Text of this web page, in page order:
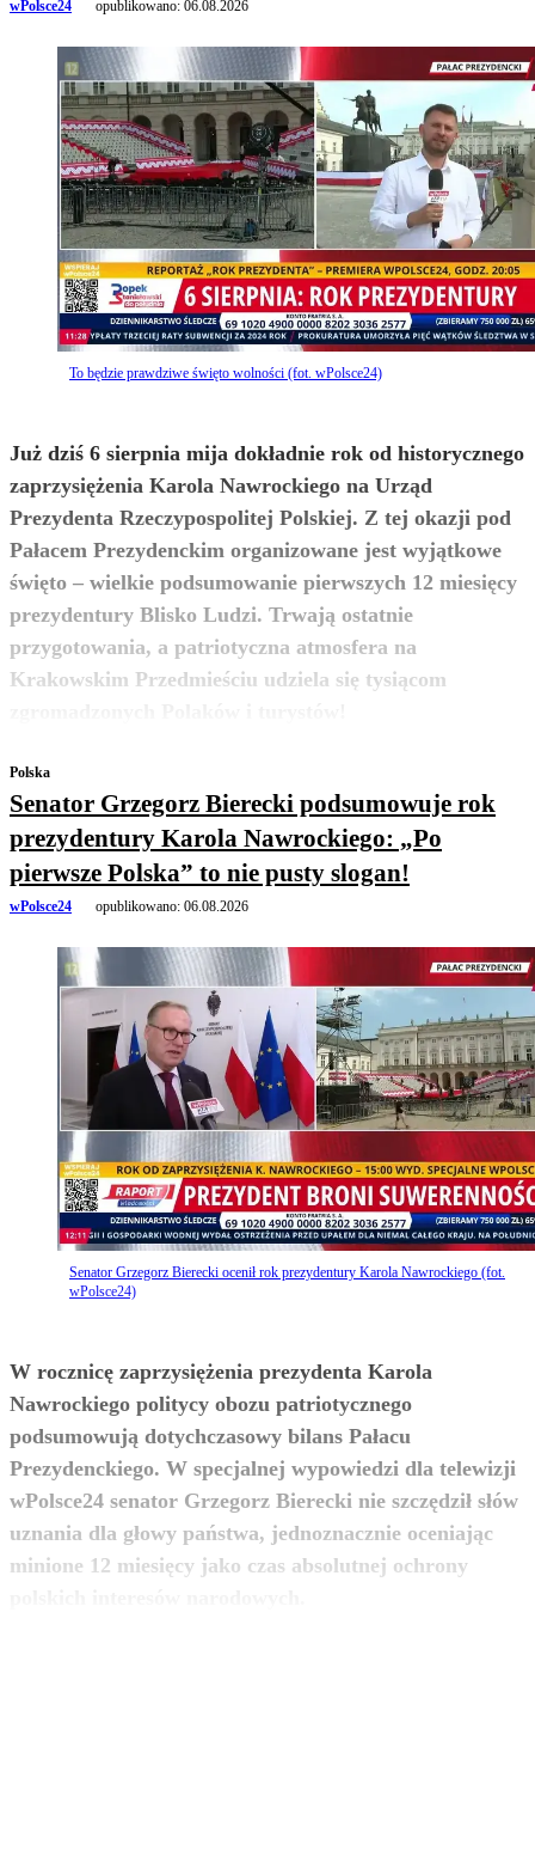
wPolsce24 opublikowano: 06.08.2026
To będzie prawdziwe święto wolności (fot. wPolsce24)
Już dziś 6 sierpnia mija dokładnie rok od historycznego
zaprzysiężenia Karola Nawrockiego na Urząd
Prezydenta Rzeczypospolitej Polskiej. Z tej okazji pod
Pałacem Prezydenckim organizowane jest wyjątkowe
święto – wielkie podsumowanie pierwszych 12 miesięcy
prezydentury Blisko Ludzi. Trwają ostatnie
przygotowania, a patriotyczna atmosfera na
Krakowskim Przedmieściu udziela się tysiącom
zobacz więcej
Polska
Senator Grzegorz Bierecki podsumowuje rok
prezydentury Karola Nawrockiego: „Po
pierwsze Polska” to nie pusty slogan!
wPolsce24 opublikowano: 06.08.2026
Senator Grzegorz Bierecki ocenił rok prezydentury Karola Nawrockiego (fot.
wPolsce24)
W rocznicę zaprzysiężenia prezydenta Karola
Nawrockiego politycy obozu patriotycznego
podsumowują dotychczasowy bilans Pałacu
Prezydenckiego. W specjalnej wypowiedzi dla telewizji
wPolsce24 senator Grzegorz Bierecki nie szczędził słów
uznania dla głowy państwa, jednoznacznie oceniając
minione 12 miesięcy jako czas absolutnej ochrony
zobacz więcej